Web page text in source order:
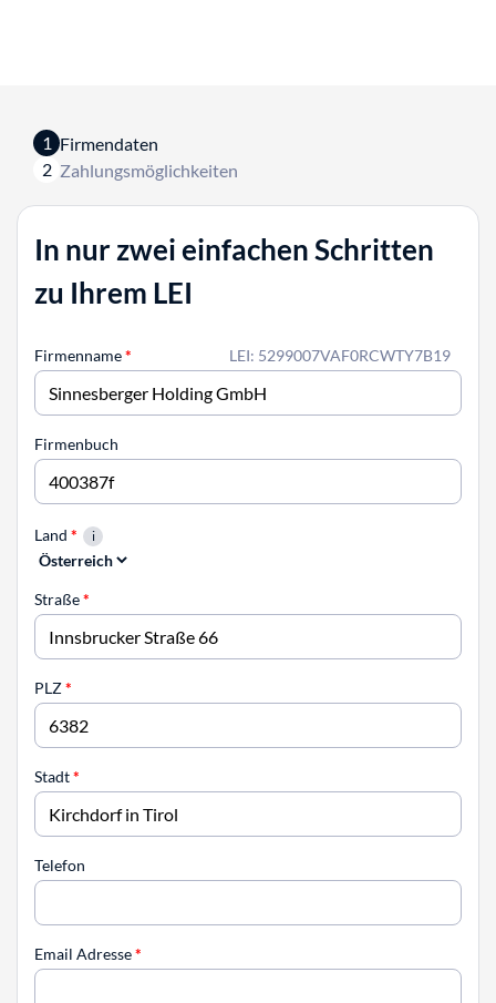
1 Firmendaten
2 Zahlungsmöglichkeiten
In nur zwei einfachen Schritten
zu Ihrem LEI
LEI: 5299007VAF0RCWTY7B19
Firmenname*
Firmenbuch
Land *
Straße*
PLZ*
Stadt*
Telefon
Email Adresse*